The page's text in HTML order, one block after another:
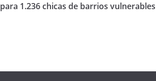
para 1.236 chicas de barrios vulnerables